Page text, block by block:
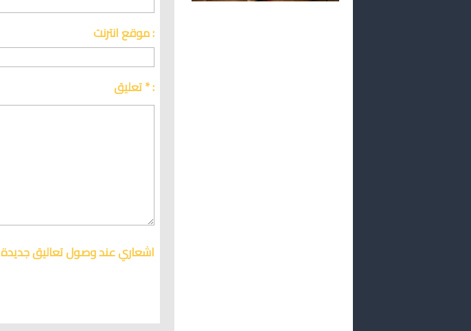
موقع انترنت :
تعليق * :
اشعاري عند وصول تعاليق جديدة